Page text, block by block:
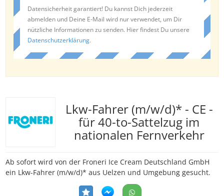
Datensicherheit garantiert! Du kannst Dich jederzeit
abmelden und Deine E-Mail wird nur verwendet, um Dir
nützliche Informationen zu senden. Hier findest Du unsere
Datenschutzerklärung.
Lkw-Fahrer (m/w/d)* - CE -
für 40-to-Sattelzug im
nationalen Fernverkehr
Ab sofort wird von der Froneri Ice Cream Deutschland GmbH
ein Lkw-Fahrer (m/w/d)* aus Uelzen und Umgebung gesucht.